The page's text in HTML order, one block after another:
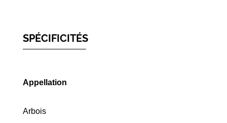
SPÉCIFICITÉS
Appellation
Arbois